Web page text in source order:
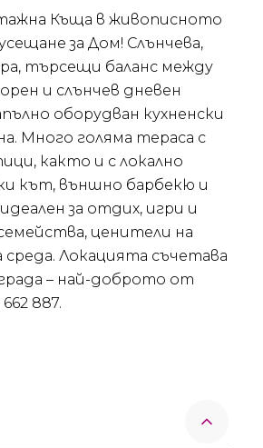
Къща в живописното
за Дом! Слънчева,
търсещи баланс между
и слънчев дневен
оборудван кухненски
Много голяма тераса с
както и с локално
кът, външно барбекю и
за отдих, игри и
ценители на
Локацията съчетава
– най-доброто от
887.